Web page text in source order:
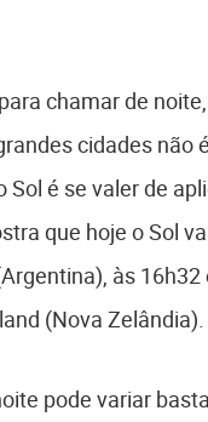
chamar de
cidades não
é se valer de
que hoje o Sol
às
(Nova Zelândia).
pode variar